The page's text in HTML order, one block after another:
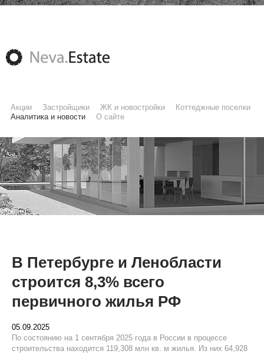
Акции Застройщики ЖК и новостройки
Коттеджные поселки
Аналитика и новости
О сайте
В Петербурге и Ленобласти
строится 8,3% всего
первичного жилья РФ
05.09.2025
По состоянию на 1 сентября 2025 года в России в процессе
строительства находится 119,308 млн кв. м жилья. Из них 64,928